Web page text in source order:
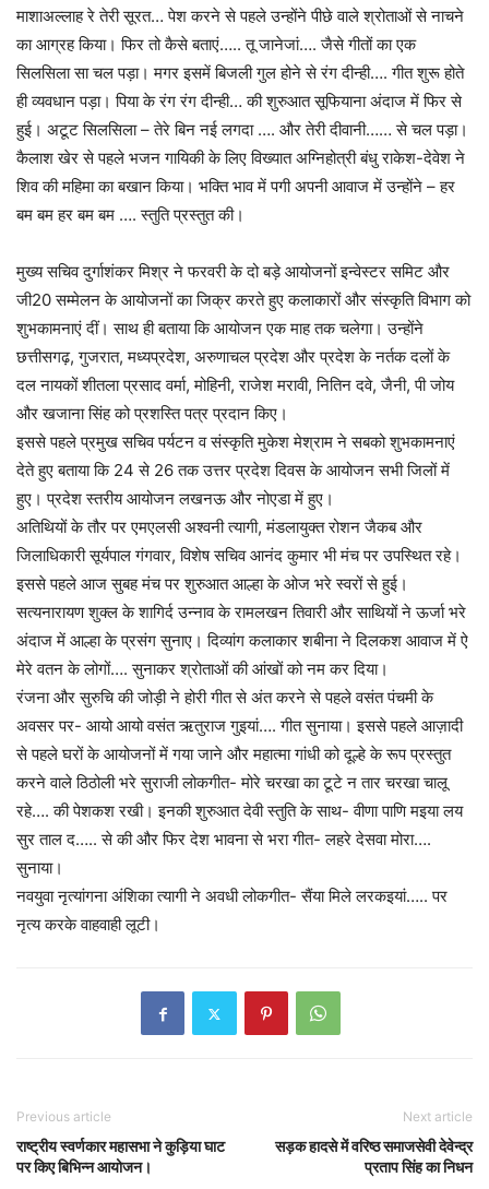
माशाअल्लाह रे तेरी सूरत… पेश करने से पहले उन्होंने पीछे वाले श्रोताओं से नाचने
का आग्रह किया। फिर तो कैसे बताएं….. तू जानेजां…. जैसे गीतों का एक
सिलसिला सा चल पड़ा। मगर इसमें बिजली गुल होने से रंग दीन्ही…. गीत शुरू होते
ही व्यवधान पड़ा। पिया के रंग रंग दीन्ही… की शुरुआत सूफियाना अंदाज में फिर से
हुई। अटूट सिलसिला – तेरे बिन नई लगदा …. और तेरी दीवानी…… से चल पड़ा।
कैलाश खेर से पहले भजन गायिकी के लिए विख्यात अग्निहोत्री बंधु राकेश-देवेश ने
शिव की महिमा का बखान किया। भक्ति भाव में पगी अपनी आवाज में उन्होंने – हर
बम बम हर बम बम …. स्तुति प्रस्तुत की।
मुख्य सचिव दुर्गाशंकर मिश्र ने फरवरी के दो बड़े आयोजनों इन्वेस्टर समिट और
जी20 सम्मेलन के आयोजनों का जिक्र करते हुए कलाकारों और संस्कृति विभाग को
शुभकामनाएं दीं। साथ ही बताया कि आयोजन एक माह तक चलेगा। उन्होंने
छत्तीसगढ़, गुजरात, मध्यप्रदेश, अरुणाचल प्रदेश और प्रदेश के नर्तक दलों के
दल नायकों शीतला प्रसाद वर्मा, मोहिनी, राजेश मरावी, नितिन दवे, जैनी, पी जोय
और खजाना सिंह को प्रशस्ति पत्र प्रदान किए।
इससे पहले प्रमुख सचिव पर्यटन व संस्कृति मुकेश मेश्राम ने सबको शुभकामनाएं
देते हुए बताया कि 24 से 26 तक उत्तर प्रदेश दिवस के आयोजन सभी जिलों में
हुए। प्रदेश स्तरीय आयोजन लखनऊ और नोएडा में हुए।
अतिथियों के तौर पर एमएलसी अश्वनी त्यागी, मंडलायुक्त रोशन जैकब और
जिलाधिकारी सूर्यपाल गंगवार, विशेष सचिव आनंद कुमार भी मंच पर उपस्थित रहे।
इससे पहले आज सुबह मंच पर शुरुआत आल्हा के ओज भरे स्वरों से हुई।
सत्यनारायण शुक्ल के शागिर्द उन्नाव के रामलखन तिवारी और साथियों ने ऊर्जा भरे
अंदाज में आल्हा के प्रसंग सुनाए। दिव्यांग कलाकार शबीना ने दिलकश आवाज में ऐ
मेरे वतन के लोगों…. सुनाकर श्रोताओं की आंखों को नम कर दिया।
रंजना और सुरुचि की जोड़ी ने होरी गीत से अंत करने से पहले वसंत पंचमी के
अवसर पर- आयो आयो वसंत ऋतुराज गुइयां…. गीत सुनाया। इससे पहले आज़ादी
से पहले घरों के आयोजनों में गया जाने और महात्मा गांधी को दूल्हे के रूप प्रस्तुत
करने वाले ठिठोली भरे सुराजी लोकगीत- मोरे चरखा का टूटे न तार चरखा चालू
रहे…. की पेशकश रखी। इनकी शुरुआत देवी स्तुति के साथ- वीणा पाणि मइया लय
सुर ताल द….. से की और फिर देश भावना से भरा गीत- लहरे देसवा मोरा….
सुनाया।
नवयुवा नृत्यांगना अंशिका त्यागी ने अवधी लोकगीत- सैंया मिले लरकइयां….. पर
नृत्य करके वाहवाही लूटी।
Previous article
राष्ट्रीय स्वर्णकार महासभा ने कुड़िया घाट
पर किए बिभिन्न आयोजन।
Next article
सड़क हादसे में वरिष्ठ समाजसेवी देवेन्द्र
प्रताप सिंह का निधन